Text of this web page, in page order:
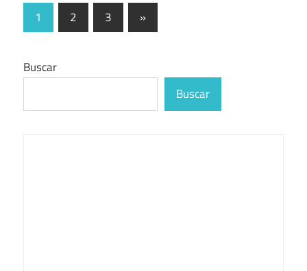
Paginación
de
entradas
1 2 3
Entradas
siguientes
»
Buscar
Buscar